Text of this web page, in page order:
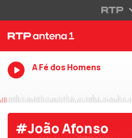
A Fé dos Homens
#João Afonso